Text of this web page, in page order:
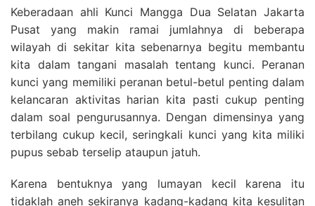
Keberadaan ahli Kunci Mangga Dua Selatan Jakarta
Pusat yang makin ramai jumlahnya di beberapa
wilayah di sekitar kita sebenarnya begitu membantu
kita dalam tangani masalah tentang kunci. Peranan
kunci yang memiliki peranan betul-betul penting dalam
kelancaran aktivitas harian kita pasti cukup penting
dalam soal pengurusannya. Dengan dimensinya yang
terbilang cukup kecil, seringkali kunci yang kita miliki
pupus sebab terselip ataupun jatuh.
Karena bentuknya yang lumayan kecil karena itu
tidaklah aneh sekiranya kadang-kadang kita kesulitan